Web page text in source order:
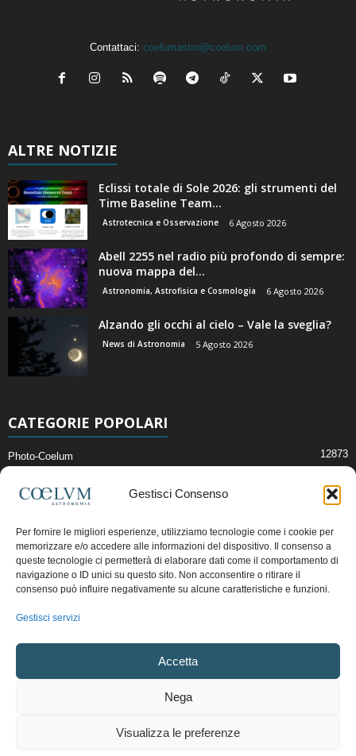
Gestisci Consenso
Per fornire le migliori esperienze, utilizziamo tecnologie come i cookie per
memorizzare e/o accedere alle informazioni del dispositivo. Il consenso a
queste tecnologie ci permetterà di elaborare dati come il comportamento di
navigazione o ID unici su questo sito. Non acconsentire o ritirare il
consenso può influire negativamente su alcune caratteristiche e funzioni.
Gestisci servizi
Accetta
Nega
Visualizza le preferenze
Contattaci: coelumastro@coelum.com
ALTRE NOTIZIE
Eclissi totale di Sole 2026: gli strumenti del
Time Baseline Team...
Astrotecnica e Osservazione 6 Agosto 2026
Abell 2255 nel radio più profondo di sempre:
nuova mappa del...
Astronomia, Astrofisica e Cosmologia 6 Agosto 2026
Alzando gli occhi al cielo – Vale la sveglia?
News di Astronomia 5 Agosto 2026
CATEGORIE POPOLARI
Photo-Coelum 12873
News di Astronomia 2409
Cielo del Mese
Astronomia, Astrofisica e Cosmologia
Articoli e Risorse On-Line
Copyright © 1997 - 2024 vietata la riproduzione.
Termini e Condizioni di Vendita